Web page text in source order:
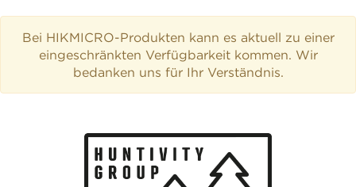
Bei HIKMICRO-Produkten kann es aktuell zu einer
eingeschränkten Verfügbarkeit kommen. Wir
bedanken uns für Ihr Verständnis.